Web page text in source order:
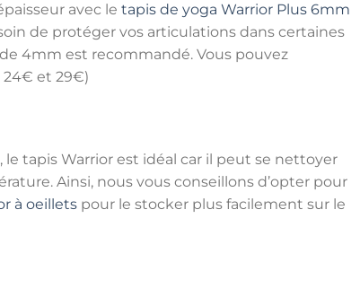
avec le tapis de yoga Warrior Plus 6mm
de protéger vos articulations dans certaines
4mm est recommandé. Vous pouvez
24€ et 29€)
tapis Warrior est idéal car il peut se nettoyer
Ainsi, nous vous conseillons d’opter pour
à oeillets pour le stocker plus facilement sur le